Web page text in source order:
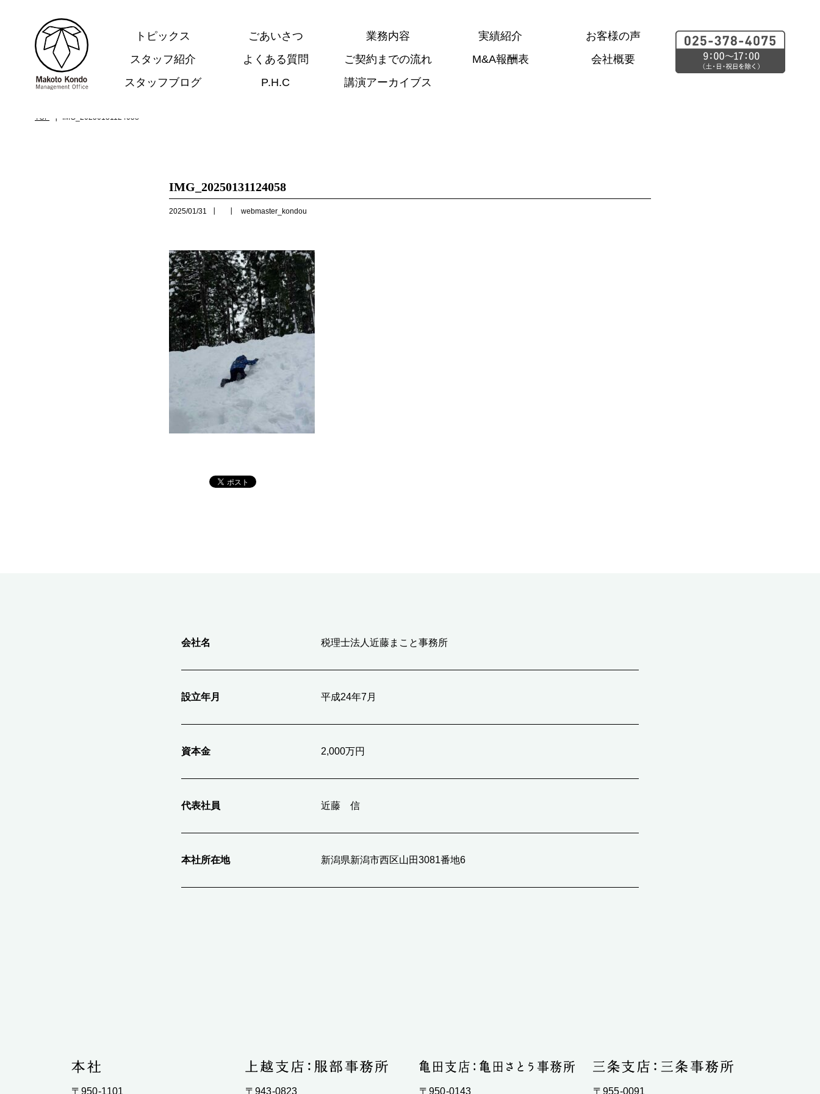
トピックス ごあいさつ 業務内容 実績紹介
お客様の声
スタッフ紹介
よくある質問 ご契約までの流れ M&A報酬表
会社概要
スタッフブログ
P.H.C 講演アーカイブス
TOP IMG_20250131124058
IMG_20250131124058
2025/01/31 webmaster_kondou
会社名 税理士法人近藤まこと事務所
設立年月 平成24年7月
資本金 2,000万円
代表社員 近藤 信
本社所在地 新潟県新潟市西区山田3081番地6
〒950-1101 〒943-0823 〒950-0143 〒955-0091